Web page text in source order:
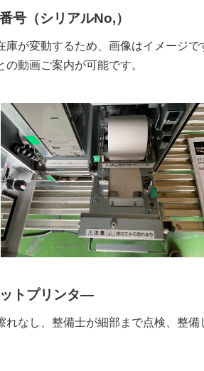
号（シリアルNo,）
庫が変動するため、画像はイメージで
の動画ご案内が可能です。
トプリンタ―
れなし、整備士が細部まで点検、整備